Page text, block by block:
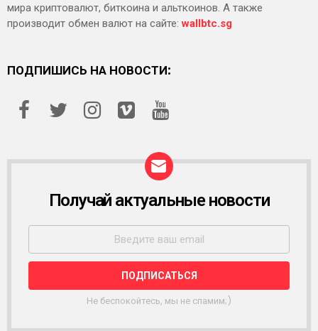
мира криптовалют, биткоина и альткоинов. А также
производит обмен валют на сайте:wallbtc.sg
ПОДПИШИСЬ НА НОВОСТИ:
С
Ы
Л
К
Получай актуальные новости
Не беспокойтесь, мы не спамим;)